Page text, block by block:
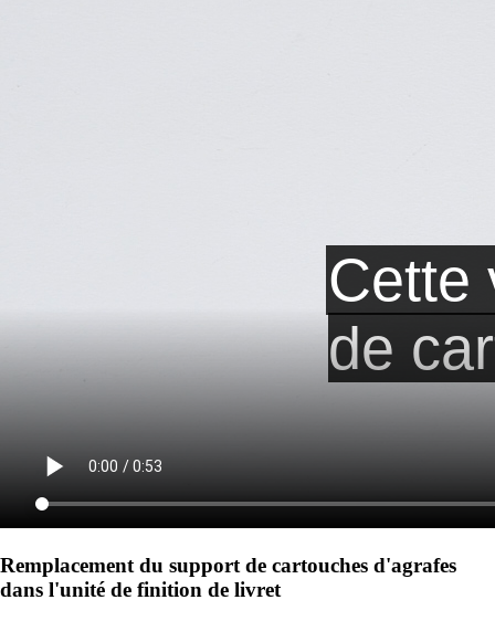
Remplacement du support de cartouches d'agrafes
dans l'unité de finition de livret